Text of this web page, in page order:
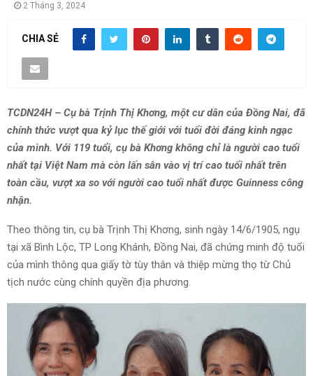
2 Tháng 3, 2024
CHIA SẺ
TCDN24H – Cụ bà Trịnh Thị Khơng, một cư dân của Đồng Nai, đã
chính thức vượt qua kỷ lục thế giới với tuổi đời đáng kinh ngạc
của mình. Với 119 tuổi, cụ bà Khơng không chỉ là người cao tuổi
nhất tại Việt Nam mà còn lấn sân vào vị trí cao tuổi nhất trên
toàn cầu, vượt xa so với người cao tuổi nhất được Guinness công
nhận.
Theo thông tin, cụ bà Trịnh Thị Khơng, sinh ngày 14/6/1905, ngụ
tại xã Bình Lộc, TP Long Khánh, Đồng Nai, đã chứng minh độ tuổi
của mình thông qua giấy tờ tùy thân và thiệp mừng thọ từ Chủ
tịch nước cùng chính quyền địa phương.